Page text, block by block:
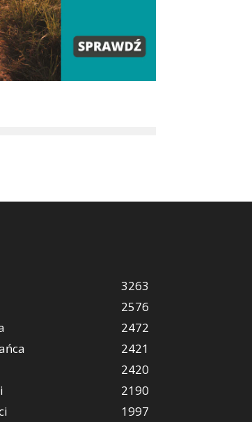
3263
2576
2472
2421
2420
2190
1997